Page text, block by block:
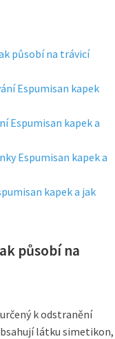
působí na trávicí
Espumisan kapek
Espumisan kapek a
Espumisan kapek a
kapek a jak
působí na
k odstranění
látku simetikon,